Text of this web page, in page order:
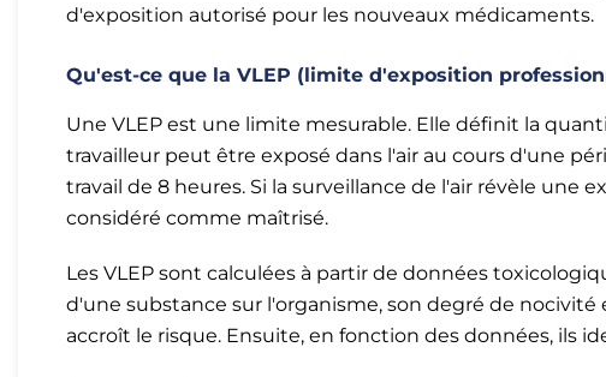
d'exposition autorisé pour les nouveaux médicaments.
Qu'est-ce que la VLEP (limite d'exposition
Une VLEP est une limite mesurable. Elle définit la
travailleur peut être exposé dans l'air au cours d'une
travail de 8 heures. Si la surveillance de l'air révèle une
considéré comme maîtrisé.
Les VLEP sont calculées à partir de données
d'une substance sur l'organisme, son degré de
accroît le risque. Ensuite, en fonction des données, ils